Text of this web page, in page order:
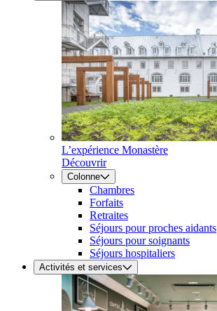
L’expérience Monastère
Découvrir
Colonne
Chambres
Forfaits
Retraites
Séjours pour proches aidants
Séjours pour soignants
Séjours hospitaliers
Activités et services